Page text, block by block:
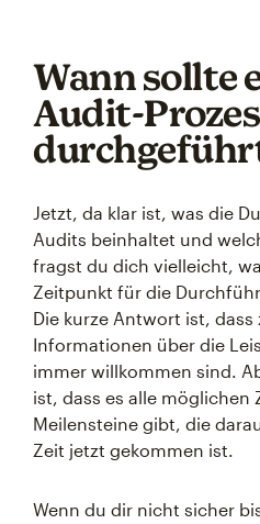
Wann sollte
Audit-
Jetzt, da klar ist, was die
Audits beinhaltet und
fragst du dich vielleicht,
Zeitpunkt für die
Die kurze Antwort ist, dass
Informationen über die
immer willkommen sind.
ist, dass es alle möglichen
Meilensteine gibt, die
Zeit jetzt gekommen ist.
Wenn du dir nicht sicher